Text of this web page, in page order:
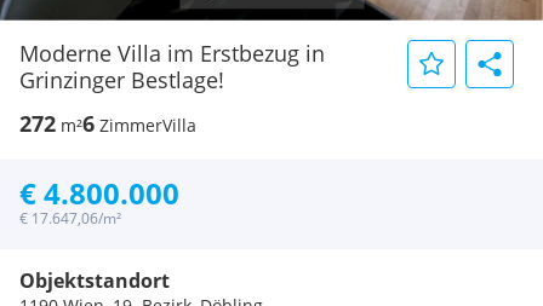
Moderne Villa im Erstbezug in
Grinzinger Bestlage!
272 m²6 ZimmerVilla
€ 4.800.000
€ 17.647,06/m²
Objektstandort